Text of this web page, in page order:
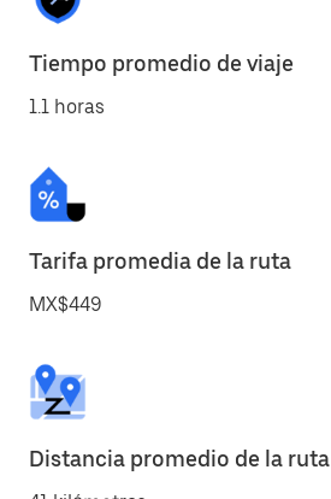
Tiempo promedio de viaje
1.1 horas
Tarifa promedia de la ruta
MX$449
Distancia promedio de la ruta